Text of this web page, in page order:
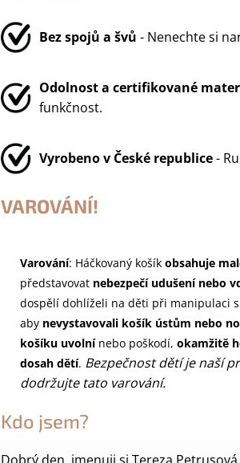
Bez spojů a švů - Nenechte si
Odolnost a certifikované
funkčnost.
Vyrobeno v České republice-
VAROVÁNÍ!
Varování: Háčkovaný košík obsahuje
představovat nebezpečí udušení nebo
dospělí dohlíželi na děti při manipulaci
aby nevystavovali košík ústům nebo
košíku uvolní nebo poškodí, okamžitě
dosah dětí. Bezpečnost dětí je naší
dodržujte tato varování.
Kdo jsem?